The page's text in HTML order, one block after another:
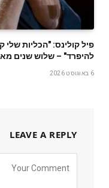
פיל קולינס: "הכליות
להיפרד" – שלוש שנים
6 באוגוסט 2026
LEAVE A REPLY